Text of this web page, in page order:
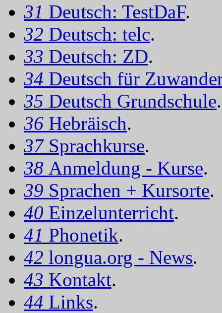
31 Deutsch: TestDaF.
32 Deutsch: telc.
33 Deutsch: ZD.
34 Deutsch für
35 Deutsch Grundschule.
36 Hebräisch.
37 Sprachkurse.
38 Anmeldung - Kurse.
39 Sprachen + Kursorte.
40 Einzelunterricht.
41 Phonetik.
42 longua.org - News.
43 Kontakt.
44 Links.